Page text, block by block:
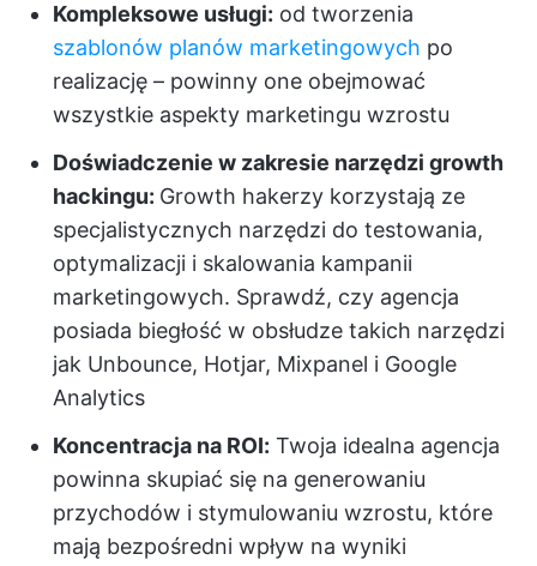
Kompleksowe usługi: od tworzenia
szablonów planów marketingowych po
realizację – powinny one obejmować
wszystkie aspekty marketingu wzrostu
Doświadczenie w zakresie narzędzi growth
hackingu: Growth hakerzy korzystają ze
specjalistycznych narzędzi do testowania,
optymalizacji i skalowania kampanii
marketingowych. Sprawdź, czy agencja
posiada biegłość w obsłudze takich narzędzi
jak Unbounce, Hotjar, Mixpanel i Google
Analytics
Koncentracja na ROI: Twoja idealna agencja
powinna skupiać się na generowaniu
przychodów i stymulowaniu wzrostu, które
mają bezpośredni wpływ na wyniki